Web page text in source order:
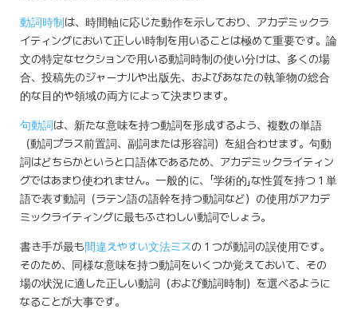
動詞時制は、時間軸に応じた動作を示しており、アカデミックラ
イティングにおいて正しい時制を用いることは極めて重要です。論
文の特定なセクションで用いる動詞時制の使い分けは、多くの場
合、投稿先のジャーナルや出版先、およびあなたの執筆物の総合
的な目的や領域の両方によって決まります。
句動詞は、新たな意味を持つ動詞を形成するよう、複数の単語
（動詞プラス前置詞、副詞または形容詞）を組合わせます。句動
詞はどちらかというと口語体であるため、アカデミックライティン
グではあまり使われません。一般的に、「学術的」な性質を持つ１単
語で表す動詞（ラテン語の語幹を持つ動詞など）の使用がアカデ
ミックライティングに最もふさわしい動詞でしょう。
書き手が最も間違えやすい文法ミスの１つが動詞の誤使用です。
そのため、同様な意味を持つ動詞をいくつか覚えておいて、その
場の状況に適した正しい動詞（および動詞時制）を選べるように
なることが大事です。